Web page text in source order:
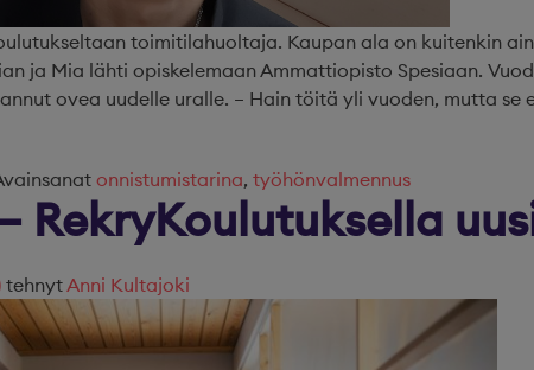
toimitilahuoltaja. Kaupan ala on kuitenkin
ja Mia lähti opiskelemaan Ammattiopisto Spesiaan.
ovea uudelle uralle. – Hain töitä yli vuoden, mutta
onnistumistarina, työhönvalmennus
RekryKoulutuksella
tehnytAnni Kultajoki